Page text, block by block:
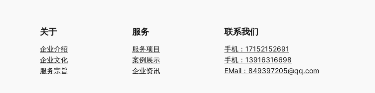
关于
企业介绍
企业文化
服务宗旨
服务
服务项目
案例展示
企业资讯
联系我们
手机：17152152691
手机：13916316698
EMail：849397205@qq.com